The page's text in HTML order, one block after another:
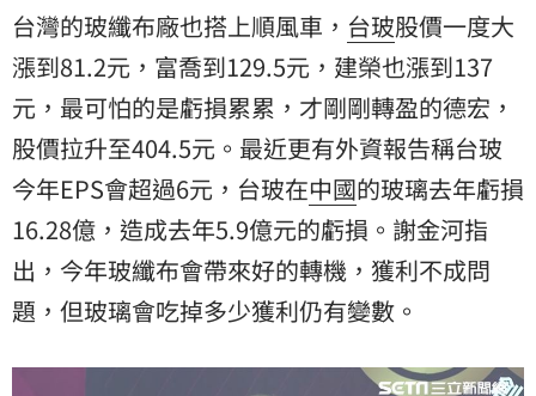
台灣的玻纖布廠也搭上順風車， 台玻股價一度大
漲到81.2元，富喬到129.5元，建榮也漲到137
元，最可怕的是虧損累累，才剛剛轉盈的德宏，
股價拉升至404.5元。最近更有外資報告稱台玻
今年EPS會超過6元，台玻在中國的玻璃去年虧損
16.28億，造成去年5.9億元的虧損。謝金河指
出，今年玻纖布會帶來好的轉機，獲利不成問
題，但玻璃會吃掉多少獲利仍有變數。